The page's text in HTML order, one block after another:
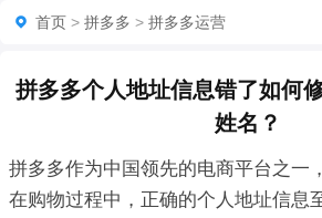
首页 > 拼多多 > 拼多多运营
拼多多个人地址信息错了如何
姓名？
拼多多作为中国领先的电商平台之一
在购物过程中，正确的个人地址信息